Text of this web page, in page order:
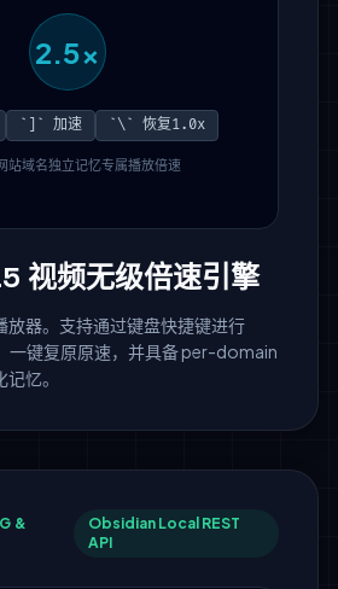
2.5x
`]` 加速 `\` 恢复1.0x
站域名独立记忆专属播放倍速
视频无级倍速引擎
放器。支持通过键盘快捷键进行
一键复原原速，并具备 per-domain
忆。
&
Obsidian Local REST
API